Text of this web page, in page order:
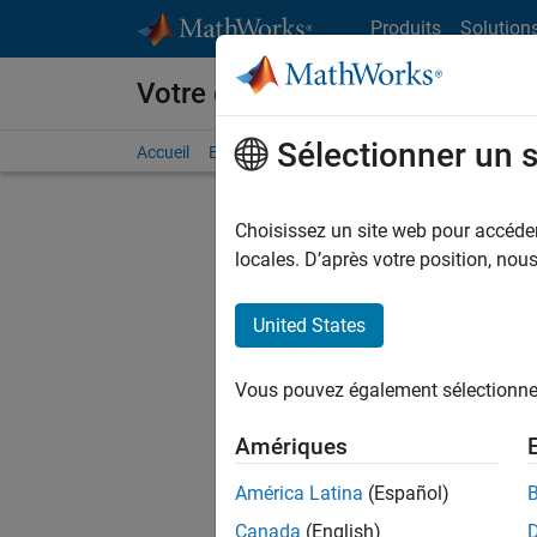
Produits
Votre carrière chez MathWorks
Accueil Explorer nos opportunités Adresses de
FILTRER
d'offre
Les
Sélectionner un
Choisissez un site web pour
locales. D’après votre position,
United States
Vous pouvez également
Amériques
América Latina (Español)
Canada (English)